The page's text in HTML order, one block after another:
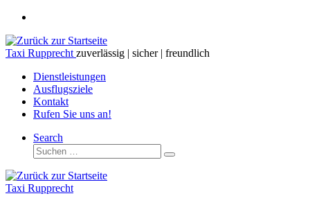
Zum
springen
Taxi Rupprecht zuverlässig | sicher | freundlich
Dienstleistungen
Ausflugsziele
Kontakt
Rufen Sie uns an!
Search
Suche
Suchen
Taxi Rupprecht